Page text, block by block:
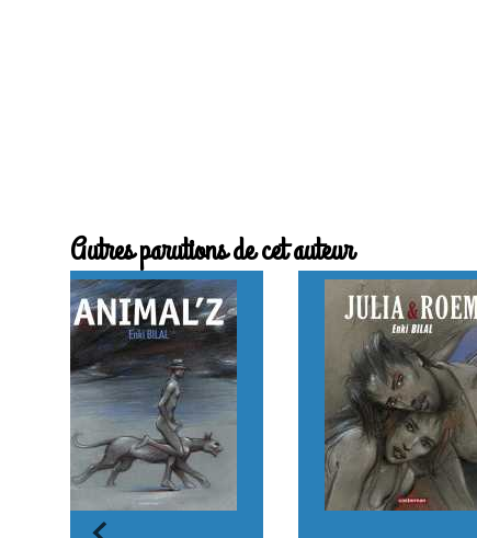
Autres parutions de cet auteur